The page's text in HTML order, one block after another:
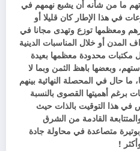
ما من شأنه أن يشبع نهمهم في
في هذا الإطار كان قليلا أو
ومعظمها توزع وتهدى مجانا في
أو خلال المناسبات الدينية
مكتبات محدودة معظمها بعيدة
وبعضها باهظ الثمن وبما لا
حال في المحصلة النهائية بينهم
برغم أهميتها القصوى بالنسبة
في هذا التوقيت بالذات حيث
القادمة من الشرق
متصاعدة في محاولة جادة
!